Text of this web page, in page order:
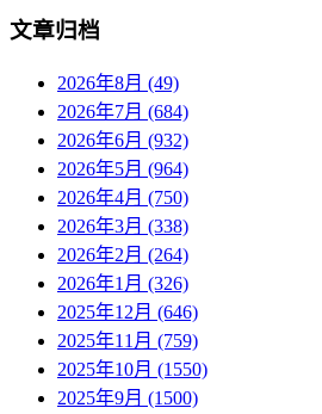
文章归档
2026年8月 (49)
2026年7月 (684)
2026年6月 (932)
2026年5月 (964)
2026年4月 (750)
2026年3月 (338)
2026年2月 (264)
2026年1月 (326)
2025年12月 (646)
2025年11月 (759)
2025年10月 (1550)
2025年9月 (1500)